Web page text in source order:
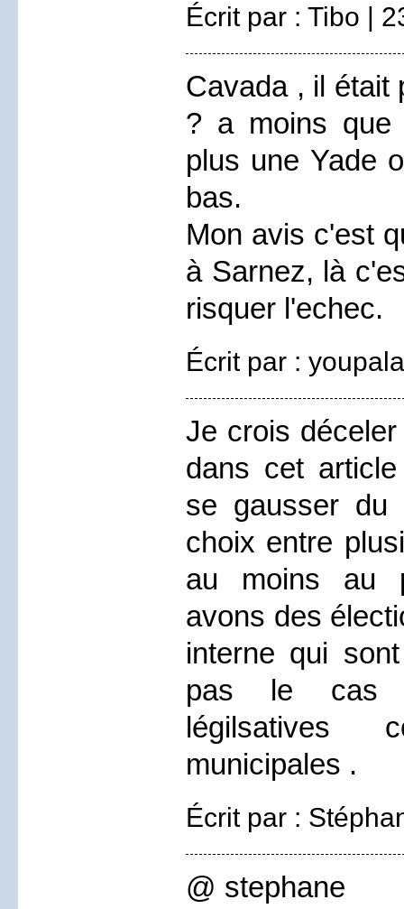
Écrit par : Tibo |
Cavada , il était
? a moins que
plus une Yade
bas.
Mon avis c'est
à Sarnez, là
risquer l'echec.
Écrit par :
Je crois
dans cet
se gausser
choix entre
au moins au
avons des
interne qui
pas le cas
légilsatives
municipales .
Écrit par :
@ stephane